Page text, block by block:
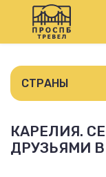
СТРАНЫ
КАРЕЛИЯ.
ДРУЗЬЯМИ В